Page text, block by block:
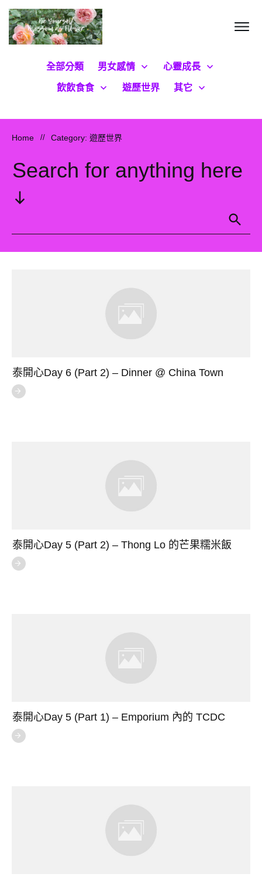
全部分類 男女感情 心靈成長
飲飲食食 遊歷世界 其它
Home // Category: 遊歷世界
Search for anything here
泰開心Day 6 (Part 2) – Dinner @ China Town
泰開心Day 5 (Part 2) – Thong Lo 的芒果糯米飯
泰開心Day 5 (Part 1) – Emporium 內的 TCDC